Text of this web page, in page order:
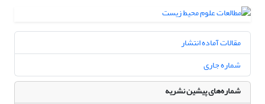
مقالات آماده انتشار
شماره جاری
شماره‌های پیشین نشریه